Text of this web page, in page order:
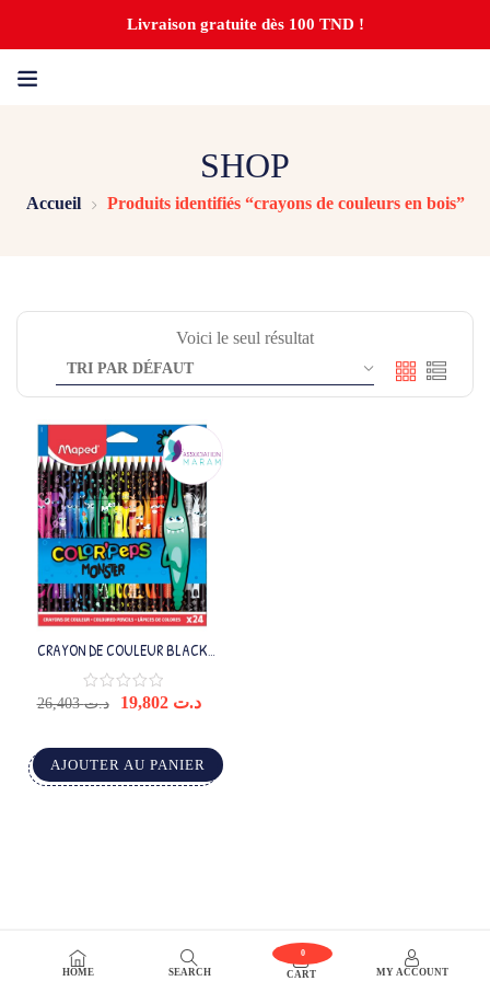
Livraison gratuite dès 100 TND !
SHOP
Accueil Produits identifiés “crayons de couleurs en bois”
Voici le seul résultat
CRAYON DE COULEUR BLACK
MONSTER X24
د.ت26,403 د.ت 19,802
AJOUTER AU PANIER
HOME SEARCH
0
CART MY ACCOUNT